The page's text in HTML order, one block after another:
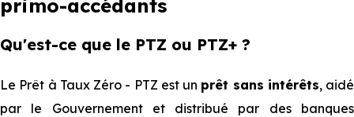
primo-accédants
Qu'est-ce que le PTZ ou PTZ+ ?
Le Prêt à Taux Zéro - PTZ est un prêt sans intérêts, aidé
par le Gouvernement et distribué par des banques